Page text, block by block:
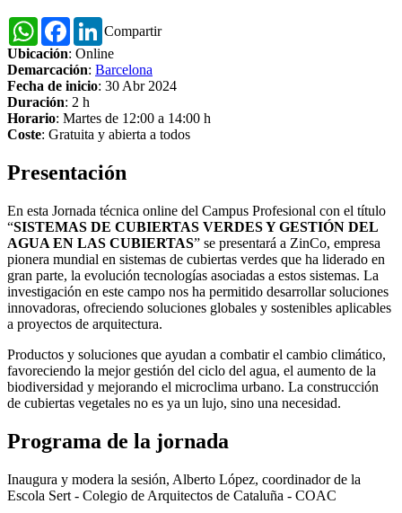
Compartir
WhatsAppFacebookLinkedIn
Ubicación: Online
Demarcación: Barcelona
Fecha de inicio: 30 Abr 2024
Duración: 2 h
Horario: Martes de 12:00 a 14:00 h
Coste: Gratuita y abierta a todos
Presentación
En esta Jornada técnica online del Campus Profesional con el título
“SISTEMAS DE CUBIERTAS VERDES Y GESTIÓN DEL
AGUA EN LAS CUBIERTAS” se presentará a ZinCo, empresa
pionera mundial en sistemas de cubiertas verdes que ha liderado en
gran parte, la evolución tecnologías asociadas a estos sistemas. La
investigación en este campo nos ha permitido desarrollar soluciones
innovadoras, ofreciendo soluciones globales y sostenibles aplicables
a proyectos de arquitectura.
Productos y soluciones que ayudan a combatir el cambio climático,
favoreciendo la mejor gestión del ciclo del agua, el aumento de la
biodiversidad y mejorando el microclima urbano. La construcción
de cubiertas vegetales no es ya un lujo, sino una necesidad.
Programa de la jornada
Inaugura y modera la sesión, Alberto López, coordinador de la
Escola Sert - Colegio de Arquitectos de Cataluña - COAC